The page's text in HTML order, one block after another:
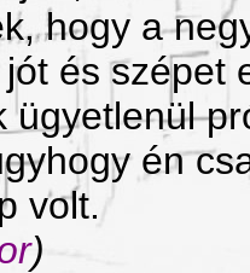
hogy a
és szépet
ügyetlenül
én
volt.
)